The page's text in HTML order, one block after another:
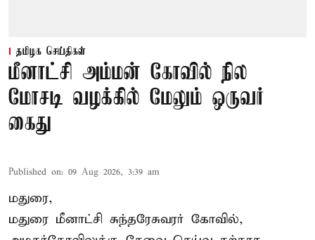
தமிழக செய்திகள்
மீனாட்சி அம்மன் கோவில் நில
மோசடி வழக்கில் மேலும் ஒருவர்
கைது
Published on: 09 Aug 2026, 3:39 am
மதுரை,
மதுரை மீனாட்சி சுந்தரேசுவரர் கோவில்,